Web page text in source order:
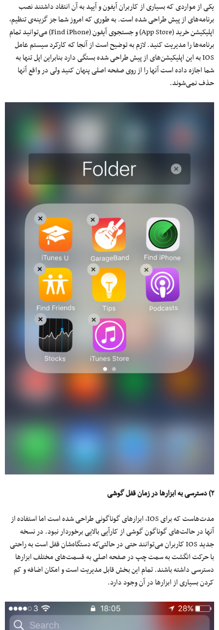
یکی از مواردی که بسیاری از کاربران آیفون و آیپد به آن انتقاد داشتند نصب
برنامه‌های از پیش طراحی شده است. به طوری که امروز شما جز گزینه‌ی تنظیم،
اپلیکیشن خرید (App Store) و جستجوی آیفون (Find iPhone) می‌توانید تمام
برنامه‌ها را مدیریت کنید. لازم به توضیح است از آنجا که کارکرد سیستم عامل
IOS به این اپلیکیشن‌های از پیش طراحی شده بستگی دارد بنابراین اپل تنها به
شما اجازه داده است آنها را از روی صفحه اصلی پنهان کنید ولی در واقع آنها
حذف نمی‌شوند.
۲) دسترسی به ابزار‌ها در زمان قفل گوشی
مدت‌هاست که برای IOS، ابزار‌های گوناگونی طراحی شده است اما استفاده از
آنها در حالت‌های گوناگون گوشی از کارآیی بالایی برخوردار نبود. در نسخه
جدید IOS کاربران می‌توانند حتی در حالتی‌که دستگاه‌شان قفل است به راحتی
با حرکت انگشت به سمت چپ در صفحه اصلی به قسمت‌های مختلف ابزار‌ها
دسترسی داشته باشند. تمام این بخش قابل مدیریت است و امکان اضافه و کم
کردن بسیاری از ابزارها در آن وجود دارد.